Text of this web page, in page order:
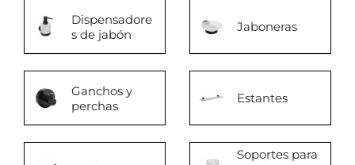
Dispensadore
s de jabón
Jaboneras
Ganchos y
perchas
Estantes
Soportes para